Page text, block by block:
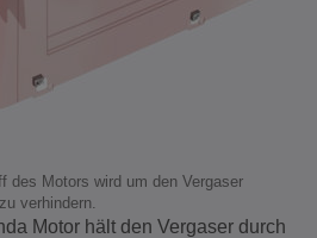
des Motors wird um den Vergaser
verhindern.
Motor hält den Vergaser durch